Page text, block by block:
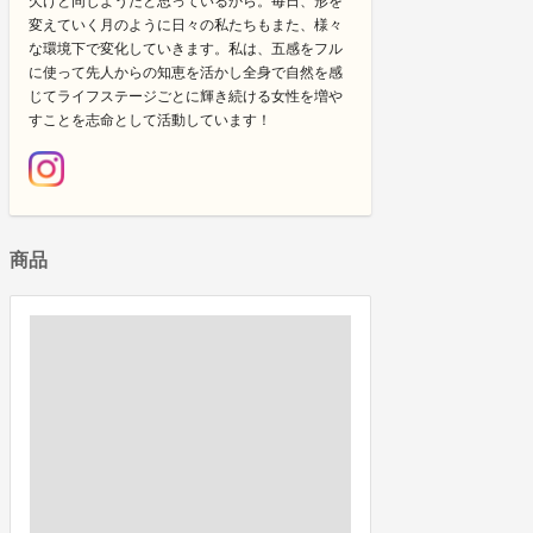
変えていく月のように日々の私たちもまた、様々
な環境下で変化していきます。私は、五感をフル
に使って先人からの知恵を活かし全身で自然を感
じてライフステージごとに輝き続ける女性を増や
すことを志命として活動しています！
商品